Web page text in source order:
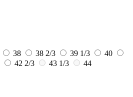
38 38 2/3 39 1/3
40
42 2/3 43 1/3
44